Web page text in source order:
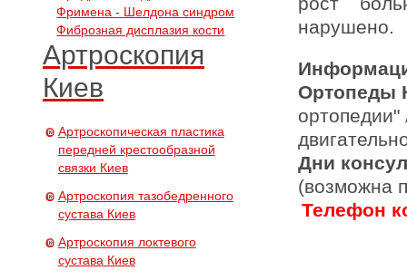
Фримена - Шелдона синдром
Фиброзная дисплазия кости
Артроскопия
Киев
Артроскопическая пластика
передней крестообразной
связки Киев
Артроскопия тазобедренного
сустава Киев
Артроскопия локтевого
сустава Киев
нарушено.
Ортопеды
Дни
(возможна
Телефон